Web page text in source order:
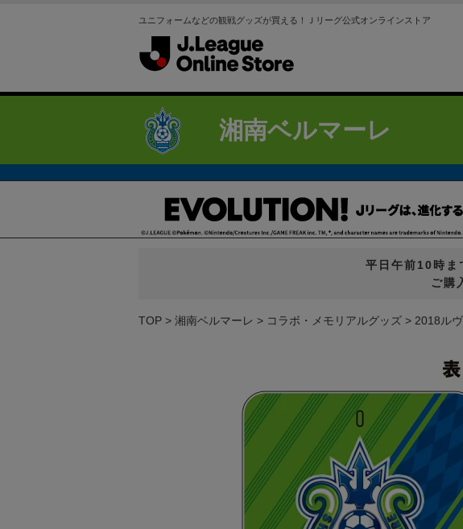
ユニフォームなどの観戦グッズが買える！Ｊリーグ公式オンラインストア
湘南ベルマーレ
平日午前10時ま
ご購
TOP 湘南ベルマーレ コラボ・メモリアルグッズ 2018ル